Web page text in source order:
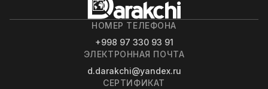
НОМЕР ТЕЛЕФОНА
+998 97 330 93 91
ЭЛЕКТРОННАЯ ПОЧТА
d.darakchi@yandex.ru
СЕРТИФИКАТ